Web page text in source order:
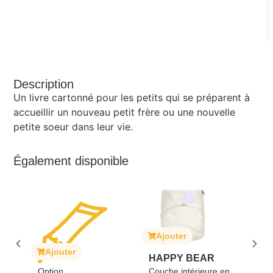
Description
Un livre cartonné pour les petits qui se préparent à
accueillir un nouveau petit frère ou une nouvelle
petite soeur dans leur vie.
Également disponible
Ajouter
Option
Ajouter
HAPPY BEAR
Couche intérieure en